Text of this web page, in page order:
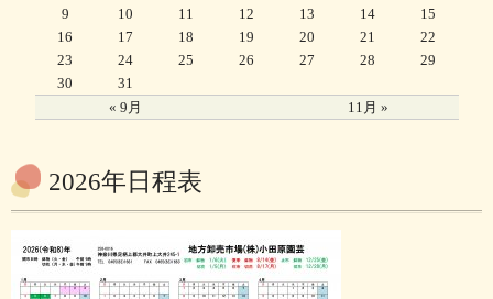
« 9月 11月 »
9
10 11 12 13 14
15
16
17 18 19 20 21
22
23
24 25 26 27 28
29
30
31
2026年日程表